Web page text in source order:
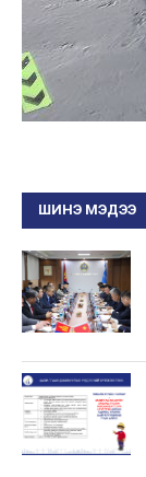
ШИНЭ МЭДЭЭ